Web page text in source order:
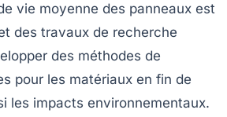
vie moyenne des panneaux est
des travaux de recherche
des méthodes de
pour les matériaux en fin de
les impacts environnementaux.